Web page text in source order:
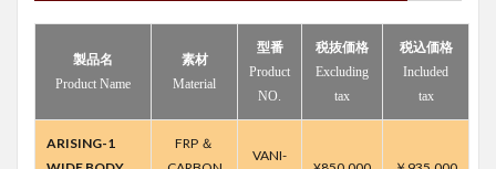
製品名
Product Name
素材
Material
型番
Product
NO.
税抜価格
Excluding
tax
税込価格
Included
tax
ARISING-1
FRP ＆
VANI-